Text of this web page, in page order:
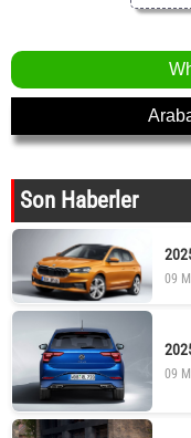
Son Haberler
09
09